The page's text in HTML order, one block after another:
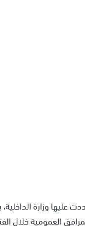
وزارة الداخلية،
العمومية خلال